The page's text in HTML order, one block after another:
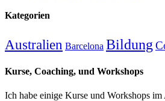
Kategorien
Australien Barcelona Bildung
Kurse, Coaching, und Workshops
Ich habe einige Kurse und Workshops im